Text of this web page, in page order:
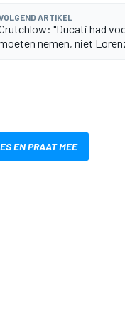
ARTIKEL
"Ducati had
nemen, niet
EN PRAAT MEE